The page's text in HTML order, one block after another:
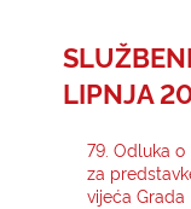
LIPNJA
79. Odluka
za
vijeća Grada